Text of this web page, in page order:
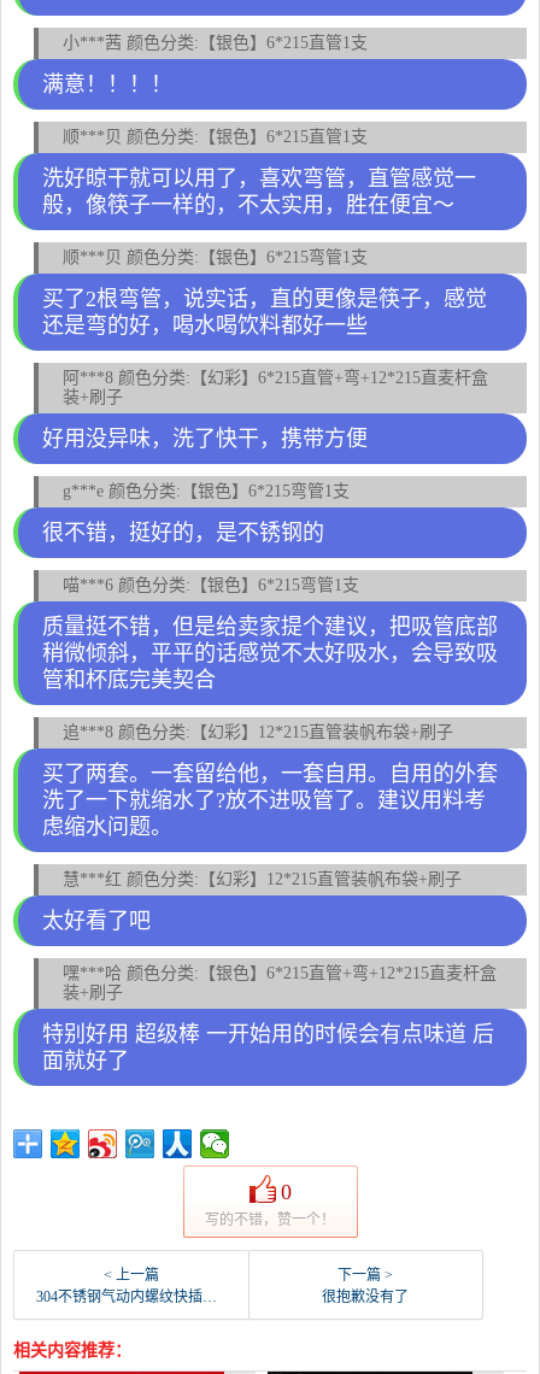
小***茜 颜色分类:【银色】6*215直管1支
满意！！！！
顺***贝 颜色分类:【银色】6*215直管1支
洗好晾干就可以用了，喜欢弯管，直管感觉一
般，像筷子一样的，不太实用，胜在便宜～
顺***贝 颜色分类:【银色】6*215弯管1支
买了2根弯管，说实话，直的更像是筷子，感觉
还是弯的好，喝水喝饮料都好一些
阿***8 颜色分类:【幻彩】6*215直管+弯+12*215直麦杆盒
装+刷子
好用没异味，洗了快干，携带方便
g***e 颜色分类:【银色】6*215弯管1支
很不错，挺好的，是不锈钢的
喵***6 颜色分类:【银色】6*215弯管1支
质量挺不错，但是给卖家提个建议，把吸管底部
稍微倾斜，平平的话感觉不太好吸水，会导致吸
管和杯底完美契合
追***8 颜色分类:【幻彩】12*215直管装帆布袋+刷子
买了两套。一套留给他，一套自用。自用的外套
洗了一下就缩水了?放不进吸管了。建议用料考
虑缩水问题。
慧***红 颜色分类:【幻彩】12*215直管装帆布袋+刷子
太好看了吧
嘿***哈 颜色分类:【银色】6*215直管+弯+12*215直麦杆盒
装+刷子
特别好用 超级棒 一开始用的时候会有点味道 后
面就好了
0
写的不错，赞一个！
< 上一篇
304不锈钢气动内螺纹快插直通接头PCF8-02/-螺纹钢(卓成五金专营店仅售5.8元)
下一篇 >
很抱歉没有了
相关内容推荐：